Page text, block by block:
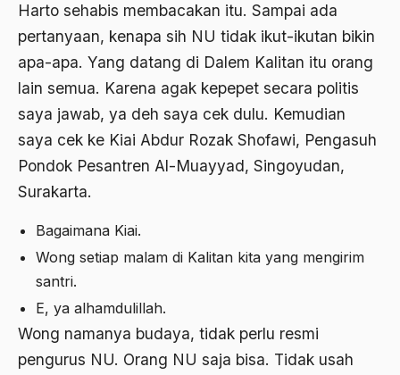
Harto sehabis membacakan itu. Sampai ada
pertanyaan, kenapa sih NU tidak ikut-ikutan bikin
apa-apa. Yang datang di Dalem Kalitan itu orang
lain semua. Karena agak kepepet secara politis
saya jawab, ya deh saya cek dulu. Kemudian
saya cek ke Kiai Abdur Rozak Shofawi, Pengasuh
Pondok Pesantren Al-Muayyad, Singoyudan,
Surakarta.
Bagaimana Kiai.
Wong setiap malam di Kalitan kita yang mengirim
santri.
E, ya alhamdulillah.
Wong namanya budaya, tidak perlu resmi
pengurus NU. Orang NU saja bisa. Tidak usah
Bahasa Nasional
Bahsul Masail
Baku Bae
bali
Bambang Pranomo
Bangladesh
bangsa
Bangsa Berdaulat
Bangsa dan Negara